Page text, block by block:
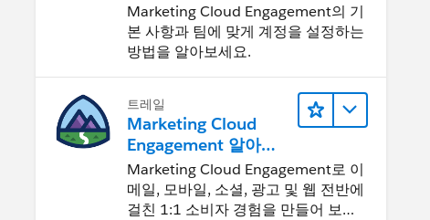
Marketing Cloud Engagement의 기
본 사항과 팀에 맞게 계정을 설정하는
방법을 알아보세요.
트레일
Marketing Cloud
Engagement 알아보
기
Marketing Cloud Engagement로 이
메일, 모바일, 소셜, 광고 및 웹 전반에
걸친 1:1 소비자 경험을 만들어 보세